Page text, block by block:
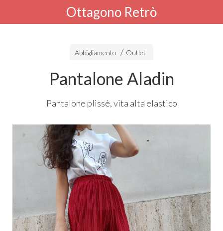
Ottagono Retrò
Abbigliamento Outlet
Pantalone Aladin
Pantalone plissè, vita alta elastico